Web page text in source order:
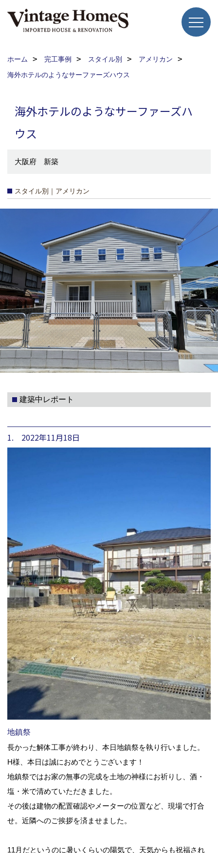
ホーム 完工事例 スタイル別
アメリカン
海外ホテルのようなサーファーズハウス
海外ホテルのようなサーファーズハ
ウス
大阪府 新築
スタイル別｜アメリカン
建築中レポート
1. 2022年11月18日
地鎮祭
長かった解体工事が終わり、本日地鎮祭を執り行いました。
H様、本日は誠におめでとうございます！
地鎮祭ではお家の無事の完成を土地の神様にお祈りし、酒・
塩・米で清めていただきました。
その後は建物の配置確認やメーターの位置など、現場で打合
せ。近隣へのご挨拶を済ませました。
11月だというのに暑いくらいの陽気で、天気からも祝福され